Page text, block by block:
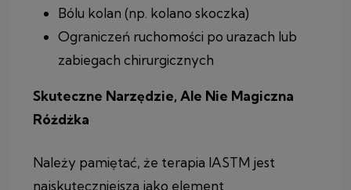
Bólu kolan (np. kolano skoczka)
Ograniczeń ruchomości po urazach lub
zabiegach chirurgicznych
Skuteczne Narzędzie, Ale Nie Magiczna
Różdżka
Należy pamiętać, że terapia IASTM jest
najskuteczniejsza jako element